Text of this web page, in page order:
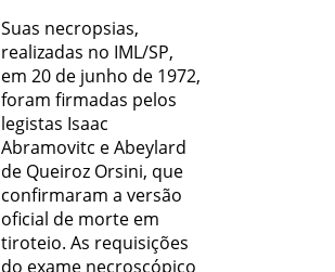
Suas necropsias,
realizadas no IML/SP,
em 20 de junho de 1972,
foram firmadas pelos
legistas Isaac
Abramovitc e Abeylard
de Queiroz Orsini, que
confirmaram a versão
oficial de morte em
tiroteio. As requisições
do exame necroscópico